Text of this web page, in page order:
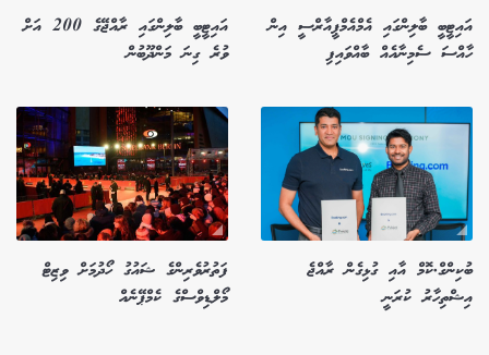
އައިޓީބީ ބާލިންގައި އެމްއެމްޕީއާރްސީ އިން
ހާއްސަ ސެމިނާއެއް ބާއްވައިފި
އައިޓީބީ ބާލިންގައި ރާއްޖޭގެ 200 އަށް
ވުރެ ގިނަ މަންދޫބުން
ބުކިންގް.ކޮމް އާއި ގުޅިގެން ރާއްޖެ
އިޝްތިހާރު ކުރަނީ
ފަތުރުވެރިންގެ ޝައުގު ހޯދުމަށް ވިޒިޓް
މޯލްޑިވްސްގެ ކެމްޕޭނެއް